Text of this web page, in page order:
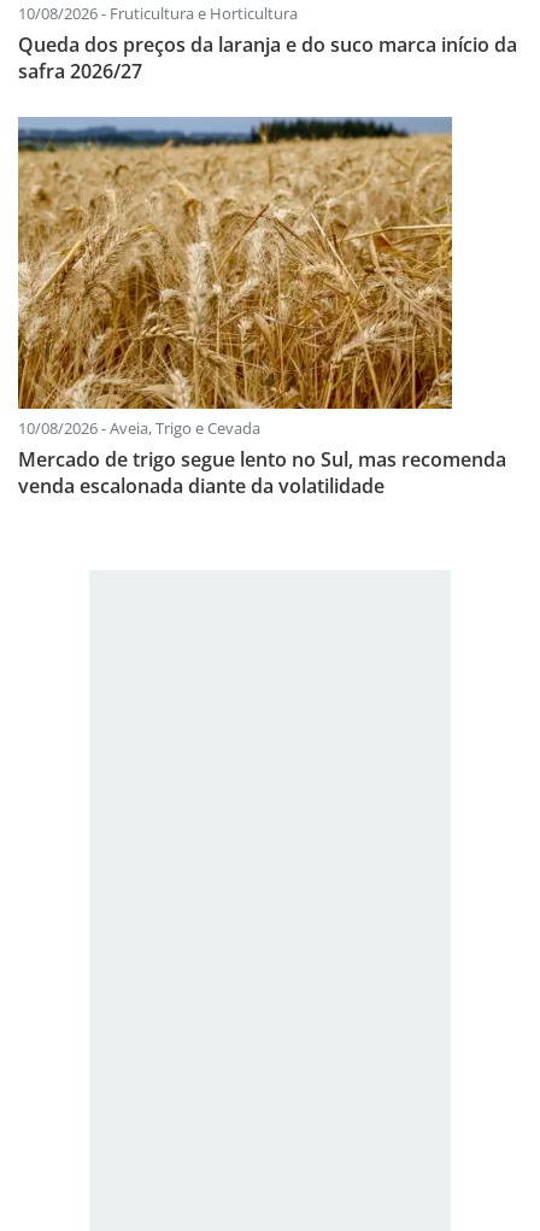
10/08/2026 - Fruticultura e Horticultura
Queda dos preços da laranja e do suco marca início da
safra 2026/27
10/08/2026 - Aveia, Trigo e Cevada
Mercado de trigo segue lento no Sul, mas recomenda
venda escalonada diante da volatilidade